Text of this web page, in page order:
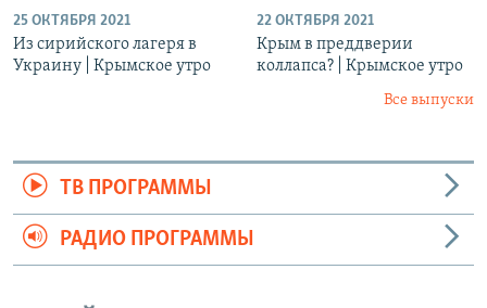
25 ОКТЯБРЯ 2021
Из сирийского лагеря в
Украину | Крымское утро
22 ОКТЯБРЯ 2021
Крым в преддверии
коллапса? | Крымское утро
Все выпуски
ТВ ПРОГРАММЫ
РАДИО ПРОГРАММЫ